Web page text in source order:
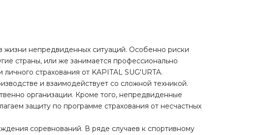
жизни непредвиденных ситуаций. Особенно риски
страны, или же занимается профессионально
страхования от KAPITAL SUG'URTA.
и взаимодействует со сложной техникой.
организации. Кроме того, непредвиденные
защиту по программе страхования от несчастных
соревнований. В ряде случаев к спортивному